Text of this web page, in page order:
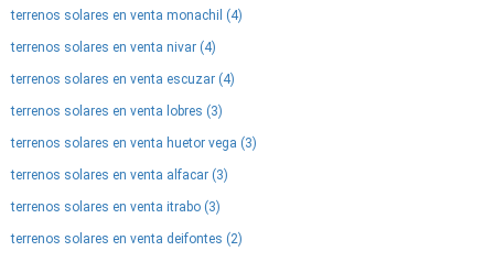
terrenos solares en venta monachil (4)
terrenos solares en venta nivar (4)
terrenos solares en venta escuzar (4)
terrenos solares en venta lobres (3)
terrenos solares en venta huetor vega (3)
terrenos solares en venta alfacar (3)
terrenos solares en venta itrabo (3)
terrenos solares en venta deifontes (2)